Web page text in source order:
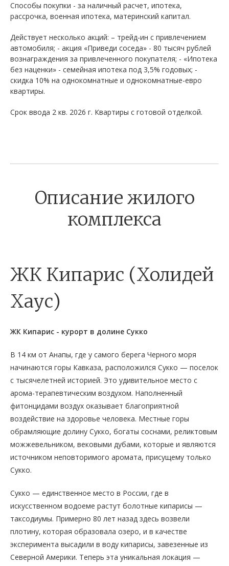
Способы покупки - за наличный расчет, ипотека,
рассрочка, военная ипотека, материнский капитал.
Действует несколько акций: – трейд-ин с привлечением
автомобиля; - акция «Приведи соседа» - 80 тысяч рублей
вознаграждения за привлеченного покупателя; - «Ипотека
без наценки» - семейная ипотека под 3,5% годовых; -
скидка 10% на однокомнатные и однокомнатные-евро
квартиры.
Срок ввода 2 кв. 2026 г. Квартиры с готовой отделкой.
Описание жилого
комплекса
ЖК Кипарис (Холидей
Хаус)
ЖК Кипарис - курорт в долине Сукко
В 14 км от Анапы, где у самого берега Черного моря
начинаются горы Кавказа, расположился Сукко — поселок
с тысячелетней историей. Это удивительное место с
арома-терапевтическим воздухом. Наполненный
фитонцидами воздух оказывает благоприятной
воздействие на здоровье человека. Местные горы
обрамляющие долину Сукко, богаты соснами, реликтовым
можжевельником, вековыми дубами, которые и являются
источником неповторимого аромата, присущему только
Сукко.
Сукко — единственное место в России, где в
искусственном водоеме растут болотные кипарисы —
таксодиумы. Примерно 80 лет назад здесь возвели
плотину, которая образовала озеро, и в качестве
эксперимента высадили в воду кипарисы, завезенные из
Северной Америки. Теперь эта уникальная локация —